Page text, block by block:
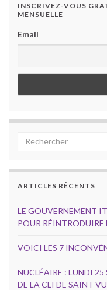
INSCRIVEZ-VOUS
MENSUELLE
Email
Search for:
ARTICLES RÉCENTS
LE GOUVERNEMENT
POUR RÉINTRODUIRE
VOICI LES 7
NUCLÉAIRE : LUNDI 25
DE LA CLI DE SAINT